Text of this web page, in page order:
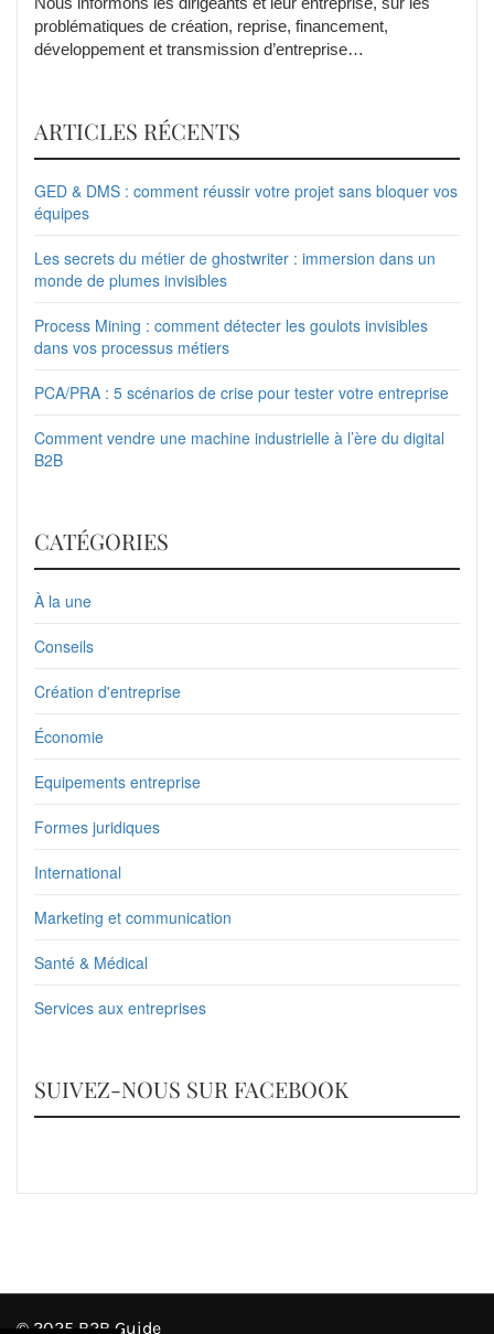
problématiques de création, reprise, financement,
développement et transmission d’entreprise…
ARTICLES RÉCENTS
GED & DMS : comment réussir votre projet sans bloquer vos
équipes
Les secrets du métier de ghostwriter : immersion dans un
monde de plumes invisibles
Process Mining : comment détecter les goulots invisibles
dans vos processus métiers
PCA/PRA : 5 scénarios de crise pour tester votre entreprise
Comment vendre une machine industrielle à l’ère du digital
B2B
CATÉGORIES
À la une
Conseils
Création d'entreprise
Économie
Equipements entreprise
Formes juridiques
International
Marketing et communication
Santé & Médical
Services aux entreprises
SUIVEZ-NOUS SUR FACEBOOK
© 2025 B2B Guide